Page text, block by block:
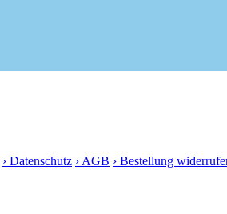
› Datenschutz › AGB › Bestellung